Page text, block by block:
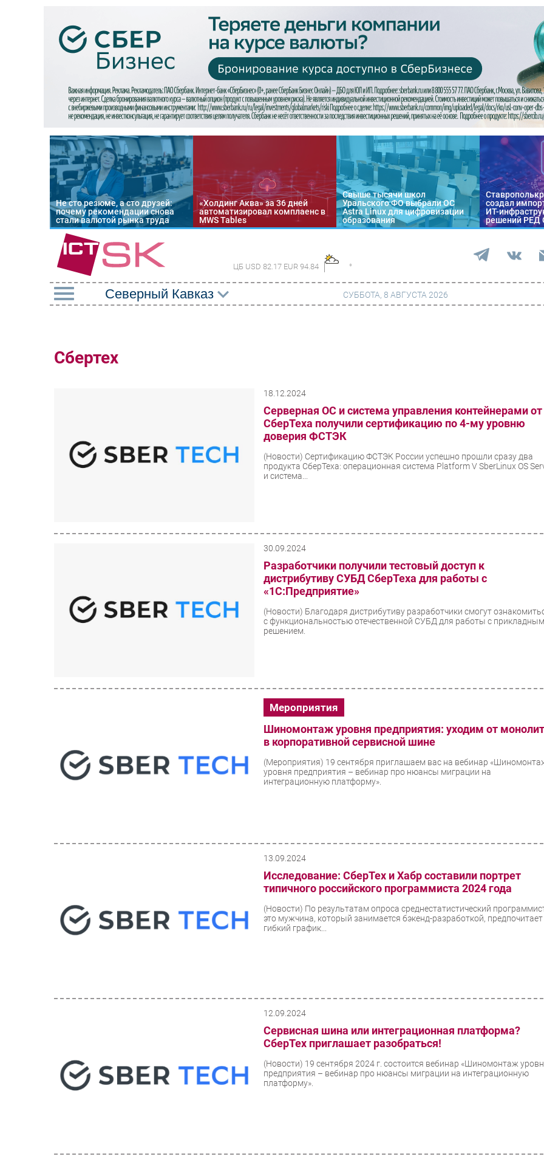
Не сто резюме, а сто друзей:
почему рекомендации снова
стали валютой рынка труда
«Холдинг Аква» за 36 дней
автоматизировал комплаенс в
MWS Tables
Свыше тысячи школ
Уральского ФО выбрали ОС
Astra Linux для цифровизации
образования
создал
ИТ-
решений РЕД
ЦБ USD 82.17 EUR 94.84 °
Импорто­замещение
Фиксированная связь
Интеграция
Оборудование
Outsourcing
Кадры
Регулирование
Инновации
Гаджеты
СУББОТА, 8 АВГУСТА 2026
Сбертех
18.12.2024
Серверная ОС и система управления контейнерами от
СберТеха получили сертификацию по 4-му уровню
доверия ФСТЭК
(Новости) Сертификацию ФСТЭК России успешно прошли сразу два
продукта СберТеха: операционная система Platform V SberLinux OS
и система...
30.09.2024
Разработчики получили тестовый доступ к
дистрибутиву СУБД СберТеха для работы с
«1С:Предприятие»
(Новости) Благодаря дистрибутиву разработчики смогут
с функциональностью отечественной СУБД для работы с
решением.
Мероприятия
Шиномонтаж уровня предприятия: уходим от
в корпоративной сервисной шине
(Мероприятия) 19 сентября приглашаем вас на вебинар
уровня предприятия – вебинар про нюансы миграции на
интеграционную платформу».
13.09.2024
Исследование: СберТех и Хабр составили портрет
типичного российского программиста 2024 года
(Новости) По результатам опроса среднестатистический
это мужчина, который занимается бэкенд-разработкой, предпочитает
гибкий график...
12.09.2024
Сервисная шина или интеграционная платформа?
СберТех приглашает разобраться!
(Новости) 19 сентября 2024 г. состоится вебинар «Шиномонтаж
предприятия – вебинар про нюансы миграции на интеграционную
платформу».